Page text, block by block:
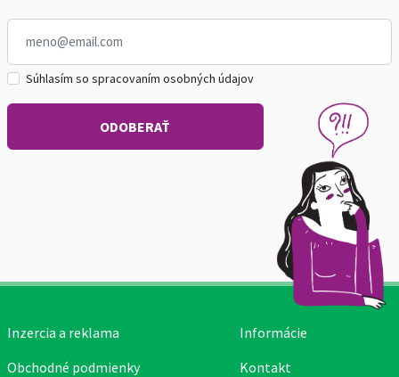
Súhlasím so spracovaním osobných údajov
Inzercia a reklama
Obchodné podmienky
Informácie
Kontakt